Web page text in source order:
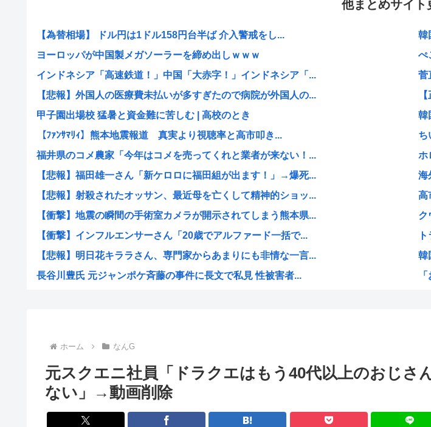
他まとめサイト
【為替相場】 ドル円は1ドル158円台半ば 介入警戒をし...
ヨーロッパが中国製メガソーラーを締め出しｗｗｗ
インドネシア「高速鉄道！」中国「大赤字！」インドネシア「...
【悲報】外国人の医療費未払いが多すぎたので病院が外国人の...
甲子園出場校 猛暑と資金難に苦しむ | 高校のとき
【ﾌｧﾝｻﾏﾘｨ】熊本地震報道 真実より視聴率と高市叩き...
福井県のコメ農家「今年はコメを売ってくれと業者が来ない！...
【悲報】福田雄一さん「新ケロロに福田組が出ます！」→爆死...
【悲報】射殺されたオッサン、最近母を亡くして精神的ショッ...
【衝撃】地震の瞬間の手術室カメラが開示されてしまう熊本県...
【衝撃】インフルエンサーさん「20歳でアルファード一括で...
【悲報】明日花キララさん、専門家からあまりにも非情な一言...
長谷川豊氏 元ジャンポケ斉藤の事件に長文で私見 性被害者...
工場夜勤ぼく「大谷翔平応援してるの？お前の人生に1ミリも...
ワイ「個人居酒屋だ！入ったろ」 店長「…いらっしゃぃ(ﾎ...
大日本帝国陸軍「侵攻できたとして、食糧どうすんだよ」大本...
韓
ぺ
菅
韓
ち
ホ
海
高
ク
韓
ホーム なんG
元スクエニ社員「ドラクエはもう40代以上のおじさ
ない」→動画削除